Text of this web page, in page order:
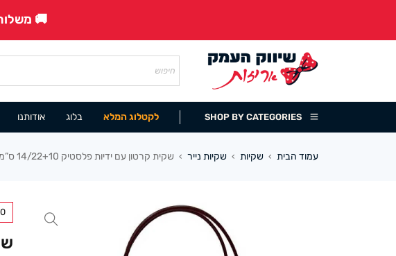
🚚 משלוח
SHOP BY CATEGORIES לקטלוג המלא בלוג אודותנו
עמוד הבית › שקיות › שקיות נייר › שקית קרטון עם ידיות פלסטיק 14/22+10 ס”מ (10 במארז) טבעי
0